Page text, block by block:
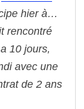
hier à…
rencontré
10 jours,
avec une
de 2 ans